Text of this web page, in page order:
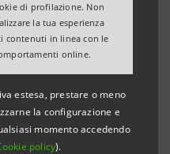
di profilazione. Non
la tua esperienza
contenuti in linea con le
online.
estesa, prestare o meno
la configurazione e
momento accedendo
policy).
tenuta la riunione del
all’Associazione
per il festival
trevigiana da